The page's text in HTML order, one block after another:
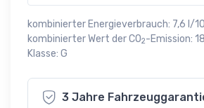
kombinierter Energieverbrauch: 7,6 l/
kombinierter Wert der CO2-Emission:
Klasse: G
3 Jahre